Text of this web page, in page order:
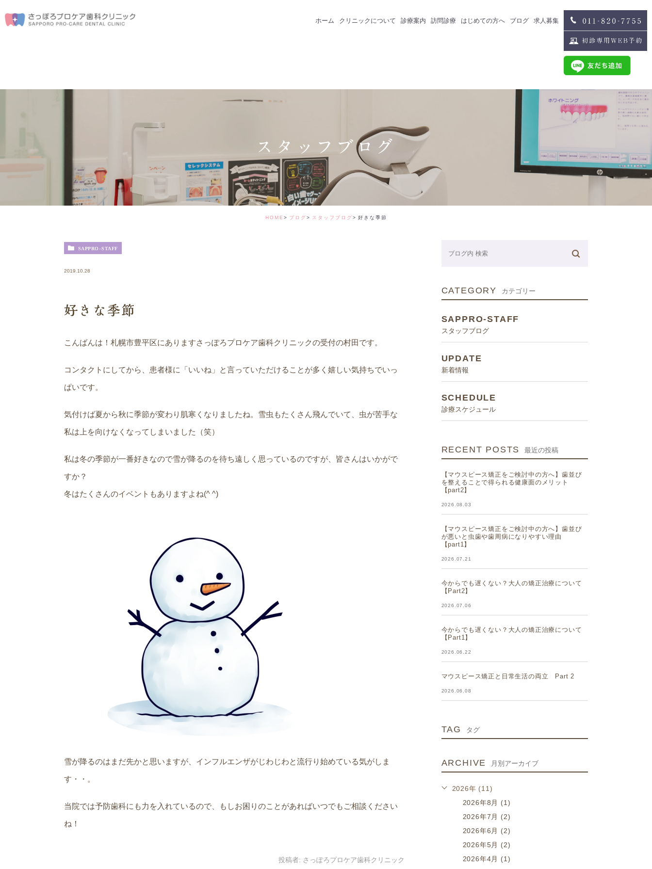
ホーム クリニックについて 診療案内
矯正治療
ホワイトニング
デンタルコーディネーター
訪問診療 はじめての方へ ブログ 求人募集
歯科衛生士募集
スタッフインタビュー
スタッフブログ
HOME ブログ スタッフブログ 好きな季節
SAPPRO-STAFF
2019.10.28
好きな季節
こんばんは！札幌市豊平区にありますさっぽろプロケア歯科クリニックの受付の村田です。
コンタクトにしてから、患者様に「いいね」と言っていただけることが多く嬉しい気持ちでいっ
ぱいです。
気付けば夏から秋に季節が変わり肌寒くなりましたね。雪虫もたくさん飛んでいて、虫が苦手な
私は上を向けなくなってしまいました（笑）
私は冬の季節が一番好きなので雪が降るのを待ち遠しく思っているのですが、皆さんはいかがで
すか？
冬はたくさんのイベントもありますよね(^ ^)
雪が降るのはまだ先かと思いますが、インフルエンザがじわじわと流行り始めている気がしま
す・・。
当院では予防歯科にも力を入れているので、もしお困りのことがあればいつでもご相談ください
ね！
投稿者: さっぽろプロケア歯科クリニック
CATEGORY カテゴリー
SAPPRO-STAFF
スタッフブログ
UPDATE
新着情報
SCHEDULE
診療スケジュール
RECENT POSTS 最近の投稿
【マウスピース矯正をご検討中の方へ】歯並び
を整えることで得られる健康面のメリット
【part2】
2026.08.03
【マウスピース矯正をご検討中の方へ】歯並び
が悪いと虫歯や歯周病になりやすい理由
【part1】
2026.07.21
今からでも遅くない？大人の矯正治療について
【Part2】
2026.07.06
今からでも遅くない？大人の矯正治療について
【Part1】
2026.06.22
マウスピース矯正と日常生活の両立 Part 2
2026.06.08
TAG タグ
ARCHIVE 月別アーカイブ
2026年 (11)
2026年8月 (1)
2026年7月 (2)
2026年6月 (2)
2026年5月 (2)
2026年4月 (1)